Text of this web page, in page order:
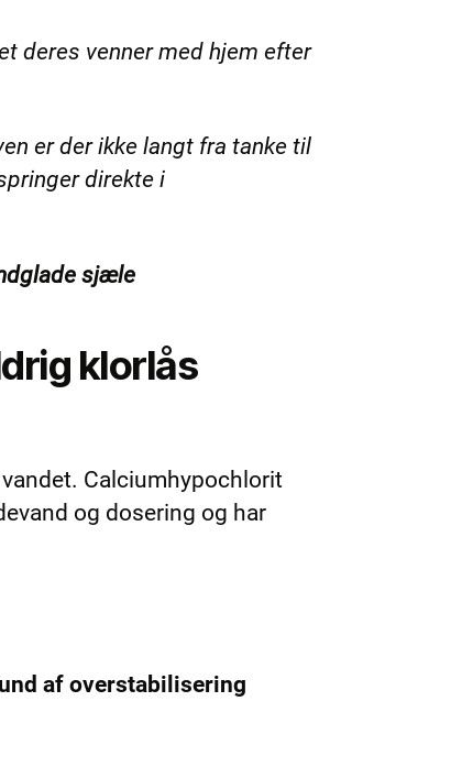
deres venner med hjem efter
er der ikke langt fra tanke til
direkte i
sjæle
klorlås
Calciumhypochlorit
og dosering og har
af overstabilisering